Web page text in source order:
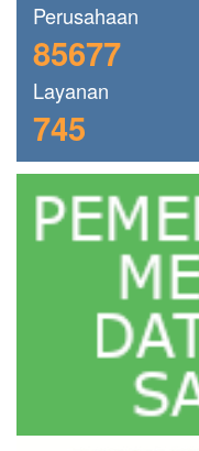
Perusahaan
85677
Layanan
745